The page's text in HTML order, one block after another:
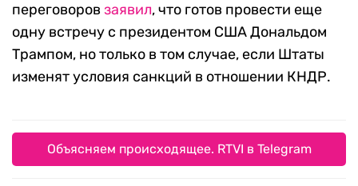
переговоров заявил, что готов провести еще
одну встречу с президентом США Дональдом
Трампом, но только в том случае, если Штаты
изменят условия санкций в отношении КНДР.
Объясняем происходящее. RTVI в Telegram